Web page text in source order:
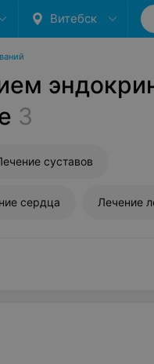
Витебск
3
суставов
сердца Лечение